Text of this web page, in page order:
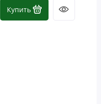
Купить